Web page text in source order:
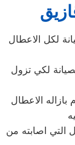
لكل الاعطال
لكي تزول
الاعطال
التي اصابته من